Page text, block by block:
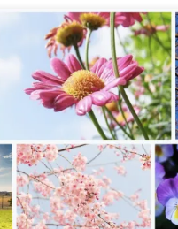
a recurs literari.